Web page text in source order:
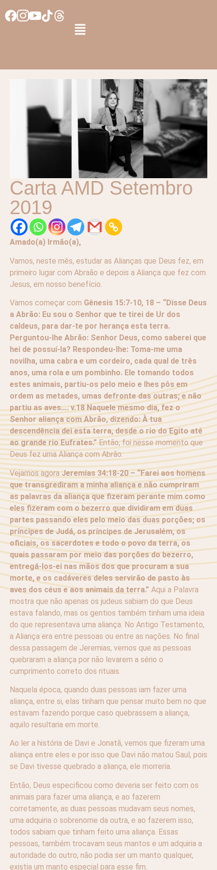
Carta AMD Setembro
2019
Amado(a) Irmão(a),
Vamos, neste mês, estudar as Alianças que Deus fez, em
primeiro lugar com Abraão e depois a Aliança que fez com
Jesus, em nosso benefício.
Vamos começar com Gênesis 15:7-10, 18 – “Disse Deus
a Abrão: Eu sou o Senhor que te tirei de Ur dos
caldeus, para dar-te por herança esta terra.
Perguntou-lhe Abrão: Senhor Deus, como saberei que
hei de possuí-la? Respondeu-lhe: Toma-me uma
novilha, uma cabra e um cordeiro, cada qual de três
anos, uma rola e um pombinho. Ele tomando todos
estes animais, partiu-os pelo meio e lhes pôs em
ordem as metades, umas defronte das outras; e não
partiu as aves…. v.18 Naquele mesmo dia, fez o
Senhor aliança com Abrão, dizendo: À tua
descendência dei esta terra, desde o rio do Egito até
ao grande rio Eufrates.”Então, foi nesse momento que
Deus fez uma Aliança com Abrão.
Vejamos agoraJeremias 34:18-20 – “Farei aos homens
que transgrediram a minha aliança e não cumpriram
as palavras da aliança que fizeram perante mim como
eles fizeram com o bezerro que dividiram em duas
partes passando eles pelo meio das duas porções; os
príncipes de Judá, os príncipes de Jerusalém, os
oficiais, os sacerdotes e todo o povo da terra, os
quais passaram por meio das porções do bezerro,
entregá-los-ei nas mãos dos que procuram a sua
morte, e os cadáveres deles servirão de pasto às
aves dos céus e aos animais da terra.” Aqui a Palavra
mostra que não apenas os judeus sabiam do que Deus
estava falando, mas os gentios também tinham uma ideia
do que representava uma aliança. No Antigo Testamento,
a Aliança era entre pessoas ou entre as nações. No final
dessa passagem de Jeremias, vemos que as pessoas
quebraram a aliança por não levarem a sério o
cumprimento correto dos rituais.
Naquela época, quando duas pessoas iam fazer uma
aliança, entre si, elas tinham que pensar muito bem no que
estavam fazendo porque caso quebrassem a aliança,
aquilo resultaria em morte.
Ao ler a história de Davi e Jonatã, vemos que fizeram uma
aliança entre eles e por isso que Davi não matou Saul, pois
se Davi tivesse quebrado a aliança, ele morreria.
Então, Deus especificou como deveria ser feito com os
animais para fazer uma aliança, e ao fazerem
corretamente, as duas pessoas mudavam seus nomes,
uma adquiria o sobrenome da outra, e ao fazerem isso,
todos sabiam que tinham feito uma aliança. Essas
pessoas, também trocavam seus mantos e um adquiria a
autoridade do outro; não podia ser um manto qualquer,
existia um manto especial para esse fim.